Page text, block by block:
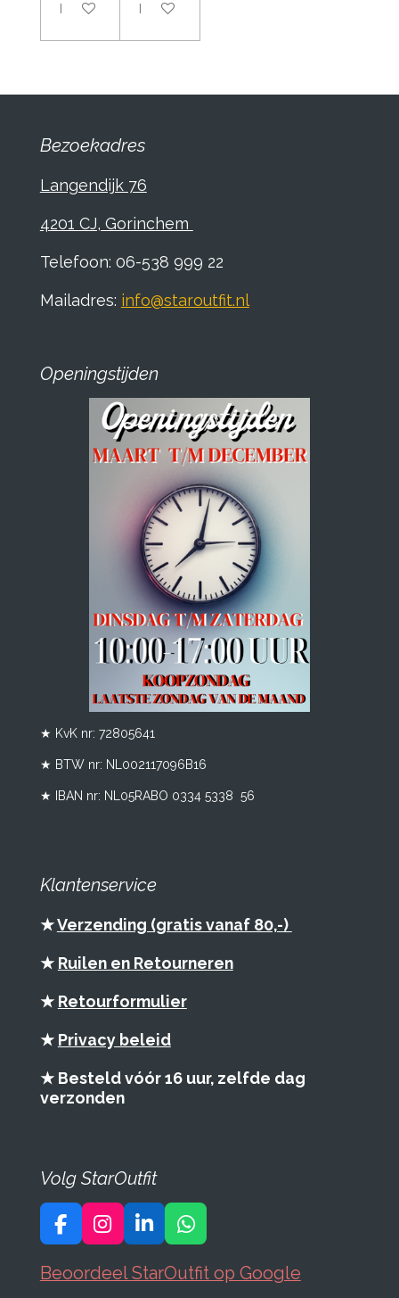
In winkelwagenIn winkelwagen
Bezoekadres
Langendijk 76
4201 CJ, Gorinchem
Telefoon: 06-538 999 22
Mailadres: info@staroutfit.nl
Openingstijden
★ KvK nr: 72805641
★ BTW nr: NL002117096B16
★ IBAN nr: NL05RABO 0334 5338 56
Klantenservice
★Verzending (gratis vanaf 80,-)
★ Ruilen en Retourneren
★ Retourformulier
★ Privacy beleid
★ Besteld vóór 16 uur, zelfde dag
verzonden
Volg StarOutfit
F
c
I
s
L
n
W
a
Beoordeel StarOutfit op Google